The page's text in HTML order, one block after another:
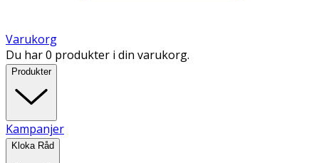
Varukorg
Du har 0 produkter i din varukorg.
Produkter
Kampanjer
Kloka Råd